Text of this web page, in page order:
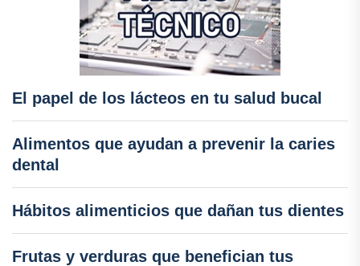
El papel de los lácteos en tu salud bucal
Alimentos que ayudan a prevenir la caries
dental
Hábitos alimenticios que dañan tus dientes
Frutas y verduras que benefician tus